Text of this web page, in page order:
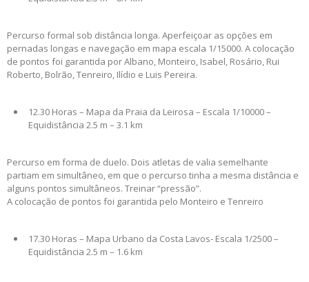
Percurso formal sob distância longa. Aperfeiçoar as opções em
pernadas longas e navegação em mapa escala 1/15000. A colocação
de pontos foi garantida por Albano, Monteiro, Isabel, Rosário, Rui
Roberto, Bolrão, Tenreiro, Ilídio e Luis Pereira.
12.30 Horas – Mapa da Praia da Leirosa – Escala 1/10000 –
Equidistância 2.5 m – 3.1 km
Percurso em forma de duelo. Dois atletas de valia semelhante
partiam em simultâneo, em que o percurso tinha a mesma distância e
alguns pontos simultâneos. Treinar “pressão”.
A colocação de pontos foi garantida pelo Monteiro e Tenreiro
17.30 Horas – Mapa Urbano da Costa Lavos- Escala 1/2500 –
Equidistância 2.5 m – 1.6 km